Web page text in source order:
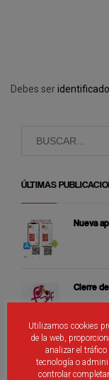
Debes seridentificado
ÚLTIMAS
Nueva
Cierre
Utilizamos cookies
de la web,
analizar el tráfico
tecnología o
controlar